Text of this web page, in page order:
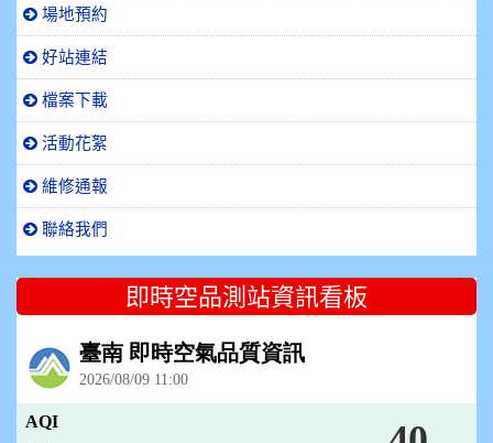
場地預約
好站連結
檔案下載
活動花絮
維修通報
聯絡我們
即時空品測站資訊看板